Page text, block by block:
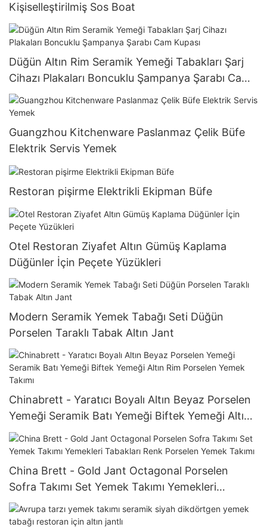
Kişiselleştirilmiş Sos Boat
Düğün Altın Rim Seramik Yemeği Tabakları Şarj
Cihazı Plakaları Boncuklu Şampanya Şarabı Cam
Kupası
Guangzhou Kitchenware Paslanmaz Çelik Büfe
Elektrik Servis Yemek
Restoran pişirme Elektrikli Ekipman Büfe
Otel Restoran Ziyafet Altın Gümüş Kaplama
Düğünler İçin Peçete Yüzükleri
Modern Seramik Yemek Tabağı Seti Düğün
Porselen Taraklı Tabak Altın Jant
Chinabrett - Yaratıcı Boyalı Altın Beyaz Porselen
Yemeği Seramik Batı Yemeği Biftek Yemeği Altın
Rim Porselen Yemek Takımı
China Brett - Gold Jant Octagonal Porselen
Sofra Takımı Set Yemek Takımı Yemekleri
Tabakları Renk Porselen Yemek Takımı